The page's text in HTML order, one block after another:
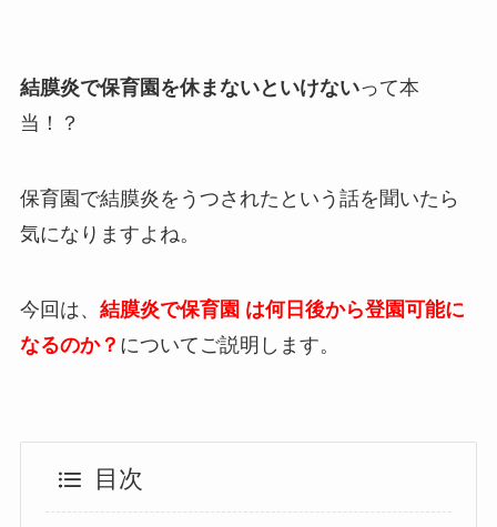
結膜炎で保育園を休まないといけないって本
当！？
保育園で結膜炎をうつされたという話を聞いたら
気になりますよね。
今回は、 結膜炎で保育園 は何日後から登園可能に
なるのか？ についてご説明します。
目次